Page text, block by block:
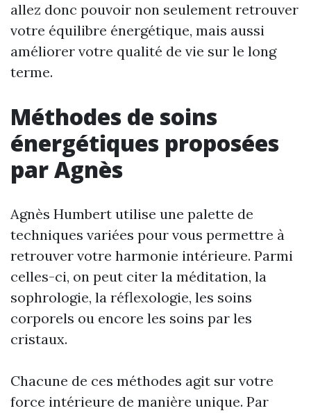
allez donc pouvoir non seulement retrouver
votre équilibre énergétique, mais aussi
améliorer votre qualité de vie sur le long
terme.
Méthodes de soins
énergétiques proposées
par Agnès
Agnès Humbert utilise une palette de
techniques variées pour vous permettre à
retrouver votre harmonie intérieure. Parmi
celles-ci, on peut citer la méditation, la
sophrologie, la réflexologie, les soins
corporels ou encore les soins par les
cristaux.
Chacune de ces méthodes agit sur votre
force intérieure de manière unique. Par